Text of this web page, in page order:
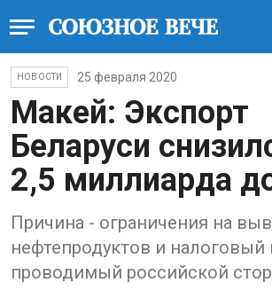
НОВОСТИ 25 февраля 2020
Макей: Экспорт
Беларуси
2,5 миллиарда
Причина - ограничения на
нефтепродуктов и налоговый
проводимый российской